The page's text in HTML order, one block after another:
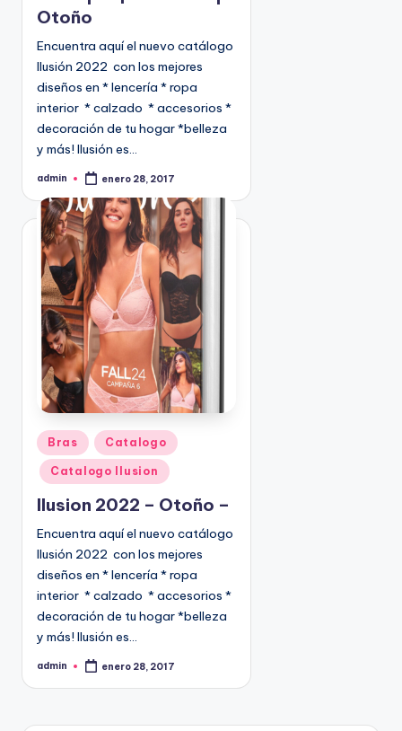
d
e
n
Otoño
Encuentra aquí el nuevo catálogo
Ilusión 2022 con los mejores
diseños en * lencería * ropa
interior * calzado * accesorios *
decoración de tu hogar *belleza
y más! Ilusión es…
P
b
c
a
d
p
o
admin enero 28, 2017
P
b
l
c
a
d
o
e
n
Bras Catalogo
Catalogo Ilusion
Ilusion 2022 – Otoño –
Encuentra aquí el nuevo catálogo
Ilusión 2022 con los mejores
diseños en * lencería * ropa
interior * calzado * accesorios *
decoración de tu hogar *belleza
y más! Ilusión es…
P
b
c
admin enero 28, 2017